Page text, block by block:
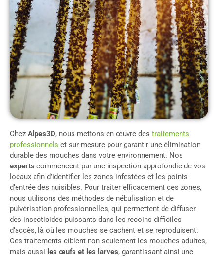
Chez Alpes3D, nous mettons en œuvre des traitements
professionnels et sur-mesure pour garantir une élimination
durable des mouches dans votre environnement. Nos
experts commencent par une inspection approfondie de vos
locaux afin d’identifier les zones infestées et les points
d’entrée des nuisibles. Pour traiter efficacement ces zones,
nous utilisons des méthodes de nébulisation et de
pulvérisation professionnelles, qui permettent de diffuser
des insecticides puissants dans les recoins difficiles
d’accès, là où les mouches se cachent et se reproduisent.
Ces traitements ciblent non seulement les mouches adultes,
mais aussi les œufs et les larves, garantissant ainsi une